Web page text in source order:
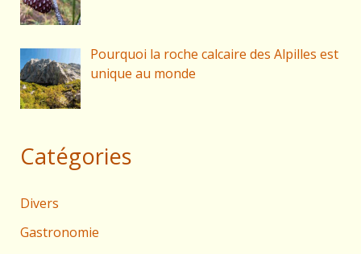
Pourquoi la roche calcaire des Alpilles est
unique au monde
Catégories
Divers
Gastronomie